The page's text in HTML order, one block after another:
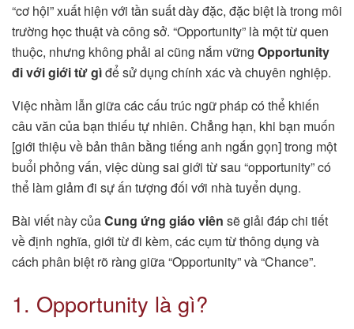
“cơ hội” xuất hiện với tần suất dày đặc, đặc biệt là trong môi
trường học thuật và công sở. “Opportunity” là một từ quen
thuộc, nhưng không phải ai cũng nắm vững Opportunity
đi với giới từ gìđể sử dụng chính xác và chuyên nghiệp.
Việc nhầm lẫn giữa các cấu trúc ngữ pháp có thể khiến
câu văn của bạn thiếu tự nhiên. Chẳng hạn, khi bạn muốn
[giới thiệu về bản thân bằng tiếng anh ngắn gọn] trong một
buổi phỏng vấn, việc dùng sai giới từ sau “opportunity” có
thể làm giảm đi sự ấn tượng đối với nhà tuyển dụng.
Bài viết này củaCung ứng giáo viên sẽ giải đáp chi tiết
về định nghĩa, giới từ đi kèm, các cụm từ thông dụng và
cách phân biệt rõ ràng giữa “Opportunity” và “Chance”.
1. Opportunity là gì?